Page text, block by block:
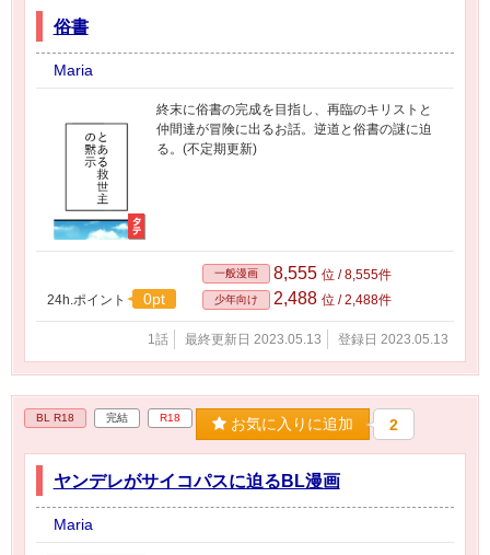
俗書
Maria
終末に俗書の完成を目指し、再臨のキリストと
仲間達が冒険に出るお話。逆道と俗書の謎に迫
る。(不定期更新)
24h.ポイント 0pt
一般漫画 8,555 位 / 8,555件
少年向け 2,488 位 / 2,488件
1話 最終更新日 2023.05.13 登録日 2023.05.13
BL R18 完結 R18 お気に入りに追加 2
ヤンデレがサイコパスに迫るBL漫画
Maria